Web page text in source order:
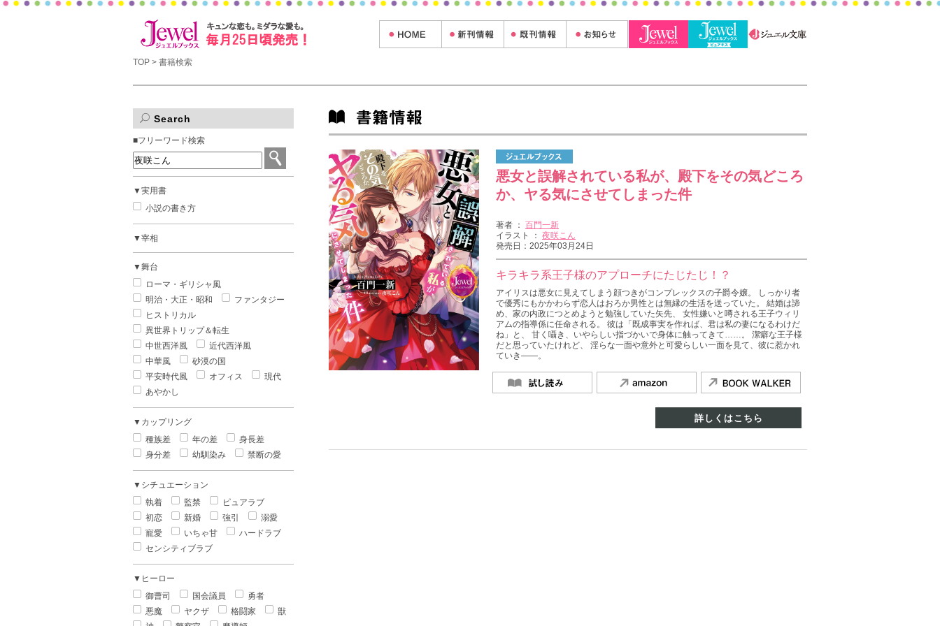
TOP > 書籍検索
Search
■フリーワード検索
▼実用書
小説の書き方
▼宰相
▼舞台
ローマ・ギリシャ風
明治・大正・昭和
ファンタジー
ヒストリカル
異世界トリップ＆転生
中世西洋風
近代西洋風
中華風
砂漠の国
平安時代風
オフィス
現代
あやかし
▼カップリング
種族差
年の差
身長差
身分差
幼馴染み 禁断の愛
▼シチュエーション
執着
監禁
ピュアラブ
初恋
新婚 強引
溺愛
寵愛
いちゃ甘
ハードラブ
センシティブラブ
▼ヒーロー
御曹司
国会議員
勇者
悪魔
ヤクザ 格闘家
獣
悪女と誤解されている私が、殿下をその気どころ
か、ヤる気にさせてしまった件
著者 ： 百門一新
イラスト ： 夜咲こん
発売日：2025年03月24日
キラキラ系王子様のアプローチにたじたじ！？
アイリスは悪女に見えてしまう顔つきがコンプレックスの子爵令嬢。 しっかり者
で優秀にもかかわらず恋人はおろか男性とは無縁の生活を送っていた。 結婚は諦
め、家の内政につとめようと勉強していた矢先、 女性嫌いと噂される王子ウィリ
アムの指導係に任命される。 彼は「既成事実を作れば、君は私の妻になるわけだ
ね」と、 甘く囁き、いやらしい指づかいで身体に触ってきて……。 潔癖な王子様
だと思っていたけれど、 淫らな一面や意外と可愛らしい一面を見て、彼に惹かれ
ていき――。
詳しくはこちら